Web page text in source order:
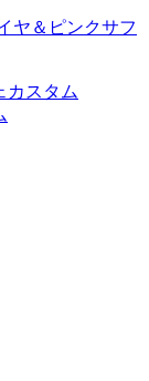
ヤ＆ピンクサフ
カスタム